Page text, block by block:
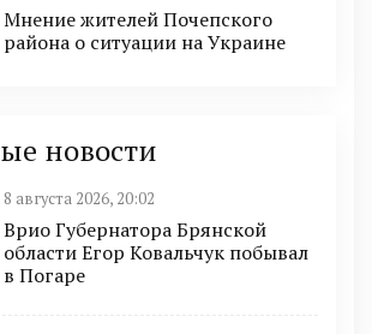
Мнение жителей Почепского
района о ситуации на Украине
новости
8 августа 2026, 20:02
Врио Губернатора Брянской
области Егор Ковальчук побывал
в Погаре